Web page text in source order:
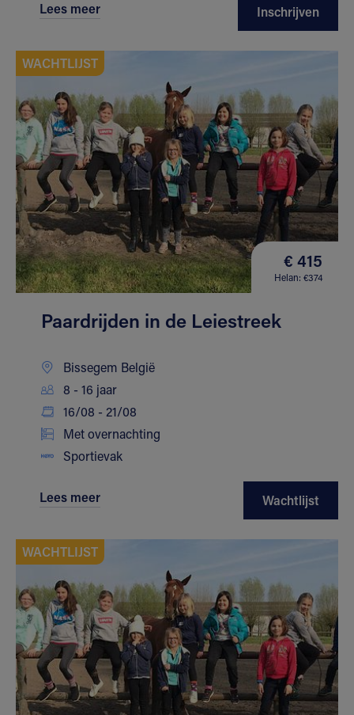
Lees meer Inschrijven
WACHTLIJST
€ 415
Helan: €374
Paardrijden in de Leiestreek
Bissegem België
8 - 16 jaar
16/08 - 21/08
Met overnachting
Sportievak
Lees meer Wachtlijst
WACHTLIJST